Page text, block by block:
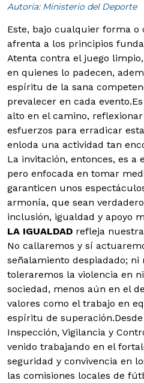
Autoría: Ministerio del Deporte
Este, bajo cualquier forma o
afrenta a los principios
Atenta contra el juego
en quienes lo padecen,
espíritu de la sana
prevalecer en cada evento.
alto en el camino,
esfuerzos para erradicar
enloda una actividad tan
La invitación, entonces, es a
pero enfocada en tomar
garanticen unos
armonía, que sean
inclusión, igualdad y apoyo
LA IGUALDAD refleja
No callaremos y sí
señalamiento despiadado; ni
toleraremos la violencia en
sociedad, menos aún en el
valores como el trabajo en
espíritu de
Inspección, Vigilancia y
venido trabajando en el
seguridad y convivencia en
las comisiones locales de